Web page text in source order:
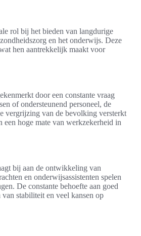
rol bij het bieden van langdurige
en het onderwijs. Deze
hen aantrekkelijk maakt voor
door een constante vraag
of ondersteunend personeel, de
vergrijzing van de bevolking versterkt
een hoge mate van werkzekerheid in
bij aan de ontwikkeling van
en onderwijsassistenten spelen
De constante behoefte aan goed
stabiliteit en veel kansen op